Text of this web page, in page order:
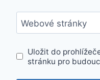
Webové stránky
Uložit do
stránku pro